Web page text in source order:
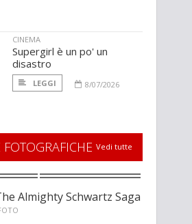
CINEMA
Supergirl è un po' un
disastro
LEGGI 8/07/2026
FOTOGRAFICHE Vedi tutte
Almighty Schwartz Saga